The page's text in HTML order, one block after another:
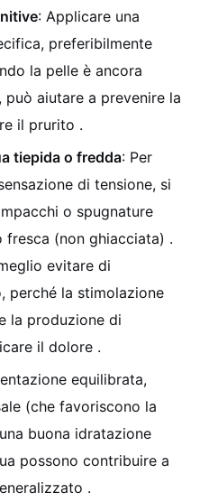
: Applicare una
preferibilmente
la pelle è ancora
può aiutare a prevenire la
il prurito .
tiepida o fredda: Per
di tensione, si
o spugnature
(non ghiacciata) .
evitare di
perché la stimolazione
la produzione di
il dolore .
equilibrata,
(che favoriscono la
buona idratazione
possono contribuire a
.